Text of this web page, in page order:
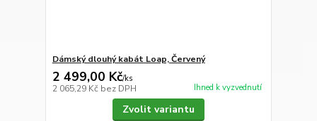
Dámský dlouhý kabát Loap, Červený
2 499,00 Kč/ks
2 065,29 Kč bez DPH Ihned k vyzvednutí
Zvolit variantu